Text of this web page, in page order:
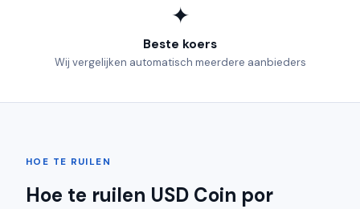
✦
Beste koers
Wij vergelijken automatisch meerdere aanbieders
HOE TE RUILEN
Hoe te ruilen USD Coin por